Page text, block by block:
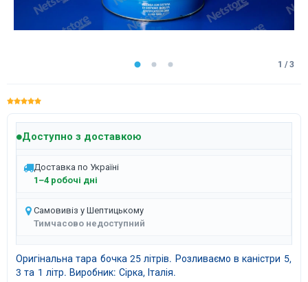
1 / 3
Доступно з доставкою
Доставка по Україні
1–4 робочі дні
Самовивіз у Шептицькому
Тимчасово недоступний
Оригінальна тара бочка 25 літрів. Розливаємо в каністри 5,
3 та 1 літр. Виробник: Сірка, Італія.